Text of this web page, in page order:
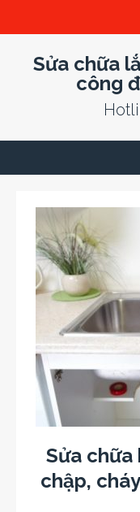
Sửa chữa
công
Sửa chữa
chập,